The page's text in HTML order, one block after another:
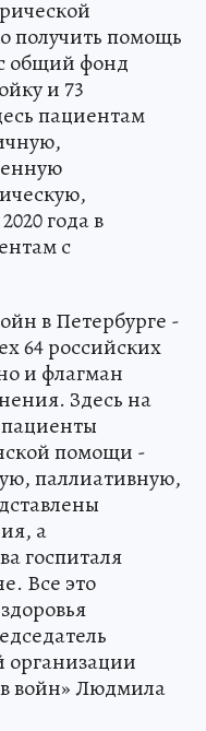
получить помощь
общий фонд
и 73
пациентам
года в
с
в Петербурге -
64 российских
и флагман
Здесь на
помощи -
паллиативную,
а
госпиталя
Все это
организации
войн» Людмила